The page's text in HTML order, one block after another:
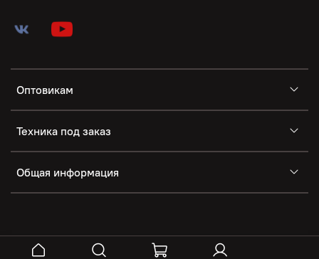
Оптовикам
Техника под заказ
Общая информация